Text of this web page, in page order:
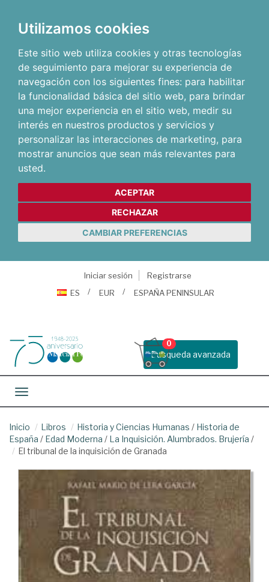
Utilizamos cookies
Este sitio web utiliza cookies y otras tecnologías
de seguimiento para mejorar su experiencia de
navegación con los siguientes fines: para habilitar
la funcionalidad básica del sitio web, para brindar
una mejor experiencia en el sitio web, medir su
interés en nuestros productos y servicios y
personalizar las interacciones de marketing, para
mostrar anuncios que sean más relevantes para
usted.
ACEPTAR
RECHAZAR
CAMBIAR PREFERENCIAS
Iniciar sesión
Registrarse
ES
EUR ESPAÑA PENINSULAR
Busqueda avanzada
0
Toggle navigation
Inicio Libros Historia y Ciencias Humanas / Historia de
España / Edad Moderna / La Inquisición. Alumbrados. Brujería /
El tribunal de la inquisición de Granada